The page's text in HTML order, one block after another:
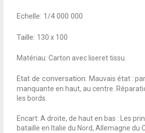
Echelle: 1/4 000 000
Taille: 130 x 100
Matériau: Carton avec liseret tissu.
Etat de conversation: Mauvais état :
manquante en haut, au centre.
les bords.
Encart: A droite, de haut en bas : Les
bataille en Italie du Nord, Allemagne du